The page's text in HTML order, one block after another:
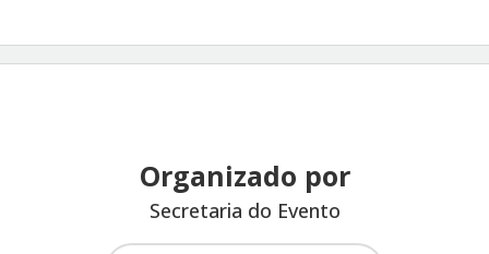
Organizado por
Secretaria do Evento